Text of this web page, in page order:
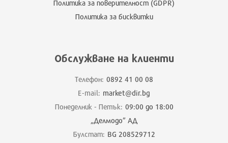
Политика за поверителност (GDPR)
Политика за бисквитки
Обслужване на клиенти
Телефон: 0892 41 00 08
E-mail: market@dir.bg
Понеделник - Петък: 09:00 до 18:00
„Делмодо” АД
Булстат: BG 208529712